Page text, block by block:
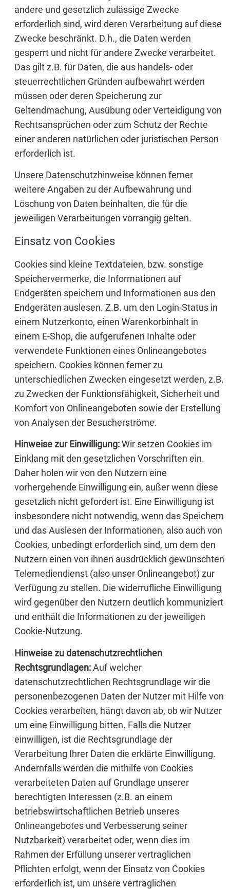
andere und gesetzlich zulässige Zwecke
erforderlich sind, wird deren Verarbeitung auf diese
Zwecke beschränkt. D.h., die Daten werden
gesperrt und nicht für andere Zwecke verarbeitet.
Das gilt z.B. für Daten, die aus handels- oder
steuerrechtlichen Gründen aufbewahrt werden
müssen oder deren Speicherung zur
Geltendmachung, Ausübung oder Verteidigung von
Rechtsansprüchen oder zum Schutz der Rechte
einer anderen natürlichen oder juristischen Person
erforderlich ist.
Unsere Datenschutzhinweise können ferner
weitere Angaben zu der Aufbewahrung und
Löschung von Daten beinhalten, die für die
jeweiligen Verarbeitungen vorrangig gelten.
Einsatz von Cookies
Cookies sind kleine Textdateien, bzw. sonstige
Speichervermerke, die Informationen auf
Endgeräten speichern und Informationen aus den
Endgeräten auslesen. Z.B. um den Login-Status in
einem Nutzerkonto, einen Warenkorbinhalt in
einem E-Shop, die aufgerufenen Inhalte oder
verwendete Funktionen eines Onlineangebotes
speichern. Cookies können ferner zu
unterschiedlichen Zwecken eingesetzt werden, z.B.
zu Zwecken der Funktionsfähigkeit, Sicherheit und
Komfort von Onlineangeboten sowie der Erstellung
von Analysen der Besucherströme.
Hinweise zur Einwilligung:Wir setzen Cookies im
Einklang mit den gesetzlichen Vorschriften ein.
Daher holen wir von den Nutzern eine
vorhergehende Einwilligung ein, außer wenn diese
gesetzlich nicht gefordert ist. Eine Einwilligung ist
insbesondere nicht notwendig, wenn das Speichern
und das Auslesen der Informationen, also auch von
Cookies, unbedingt erforderlich sind, um dem den
Nutzern einen von ihnen ausdrücklich gewünschten
Telemediendienst (also unser Onlineangebot) zur
Verfügung zu stellen. Die widerrufliche Einwilligung
wird gegenüber den Nutzern deutlich kommuniziert
und enthält die Informationen zu der jeweiligen
Cookie-Nutzung.
Hinweise zu datenschutzrechtlichen
Rechtsgrundlagen:Auf welcher
datenschutzrechtlichen Rechtsgrundlage wir die
personenbezogenen Daten der Nutzer mit Hilfe von
Cookies verarbeiten, hängt davon ab, ob wir Nutzer
um eine Einwilligung bitten. Falls die Nutzer
einwilligen, ist die Rechtsgrundlage der
Verarbeitung Ihrer Daten die erklärte Einwilligung.
Andernfalls werden die mithilfe von Cookies
verarbeiteten Daten auf Grundlage unserer
berechtigten Interessen (z.B. an einem
betriebswirtschaftlichen Betrieb unseres
Onlineangebotes und Verbesserung seiner
Nutzbarkeit) verarbeitet oder, wenn dies im
Rahmen der Erfüllung unserer vertraglichen
Pflichten erfolgt, wenn der Einsatz von Cookies
erforderlich ist, um unsere vertraglichen